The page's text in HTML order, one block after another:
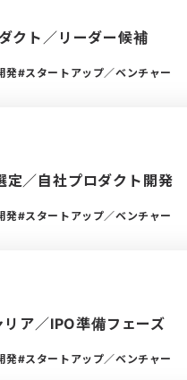
クト／リーダー候補
発 スタートアップ／ベンチャー
定／自社プロダクト開発
発 スタートアップ／ベンチャー
リア／IPO準備フェーズ
発 スタートアップ／ベンチャー